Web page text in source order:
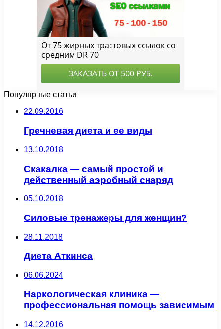
Популярные статьи
22.09.2016
Гречневая диета и ее виды
13.10.2018
Скакалка — самый простой и
действенный аэробный снаряд
05.10.2018
Силовые тренажеры для женщин?
28.11.2018
Диета Аткинса
06.06.2024
Наркологическая клиника —
профессиональная помощь зависимым
14.12.2016